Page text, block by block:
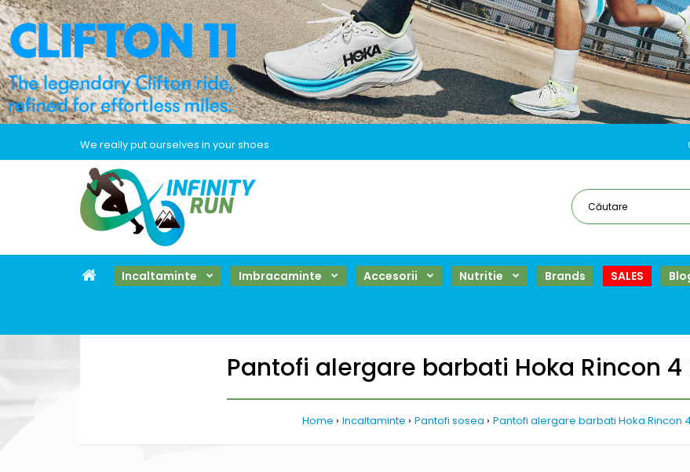
We really put ourselves in your shoes
Incaltaminte Imbracaminte Accesorii Nutritie Brands SALES
Pantofi alergare barbati Hoka Rincon 4
Home Incaltaminte Pantofi sosea Pantofi alergare barbati Hoka Rincon 4